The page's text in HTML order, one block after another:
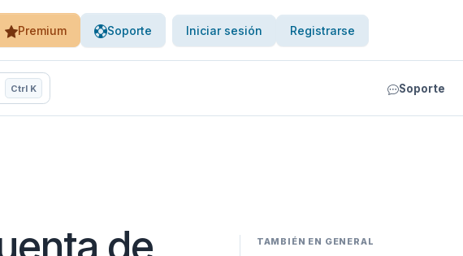
Premium Soporte Iniciar sesión Registrarse
Ctrl K Soporte
de
TAMBIÉN EN GENERAL